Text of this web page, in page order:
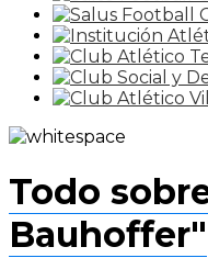
Todo
Bauhoffer"